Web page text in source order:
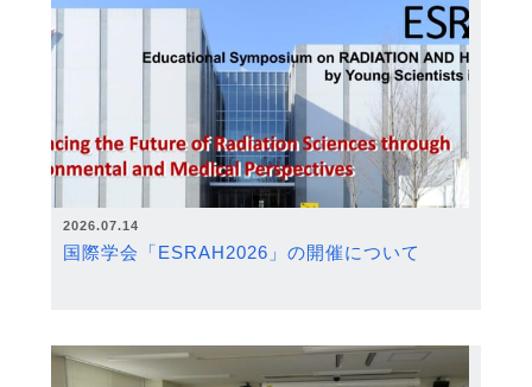
2026.07.14
国際学会「ESRAH2026」の開催について